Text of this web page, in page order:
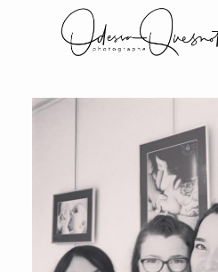
MON
VOS MOTS